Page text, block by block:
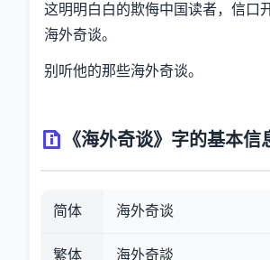
这明明白白的欺侮中国读者，信口
海外奇谈。
别听他的那些海外奇谈。
《海外奇谈》字的基本信
简体 海外奇谈
繁体
海外奇談